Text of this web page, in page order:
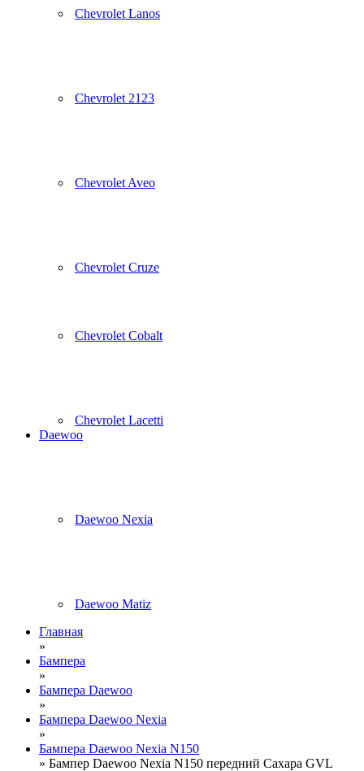
Chevrolet Lanos
Chevrolet 2123
Chevrolet Aveo
Chevrolet Cruze
Chevrolet Cobalt
Chevrolet Lacetti
Daewoo
Daewoo Nexia
Daewoo Matiz
Главная
»
Бампера
»
Бампера Daewoo
»
Бампера Daewoo Nexia
»
Бампера Daewoo Nexia N150
» Бампер Daewoo Nexia N150 передний Сахара GVL